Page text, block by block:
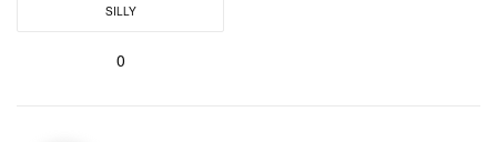
SILLY
0